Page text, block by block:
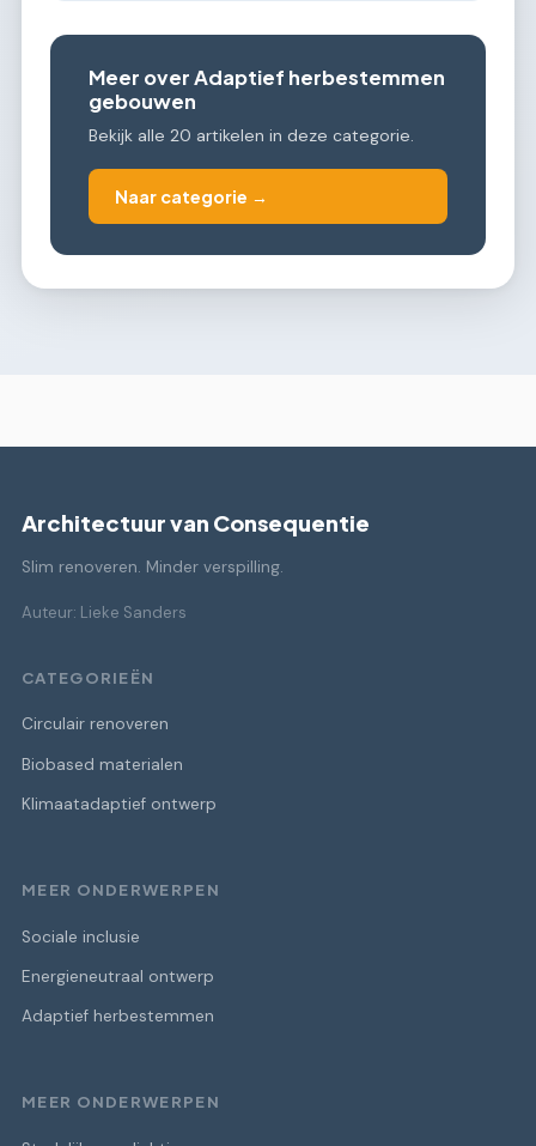
Meer over Adaptief herbestemmen
gebouwen
Bekijk alle 20 artikelen in deze categorie.
Naar categorie →
Architectuur van Consequentie
Slim renoveren. Minder verspilling.
Auteur: Lieke Sanders
CATEGORIEËN
Circulair renoveren
Biobased materialen
Klimaatadaptief ontwerp
MEER ONDERWERPEN
Sociale inclusie
Energieneutraal ontwerp
Adaptief herbestemmen
MEER ONDERWERPEN